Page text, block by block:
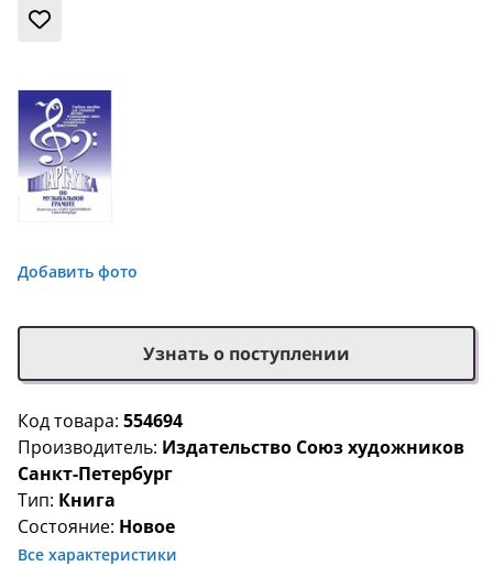
Добавить фото
Код товара: 554694
Производитель: Издательство Союз художников
Санкт-Петербург
Тип: Книга
Состояние: Новое
Все характеристики
Узнать о поступлении